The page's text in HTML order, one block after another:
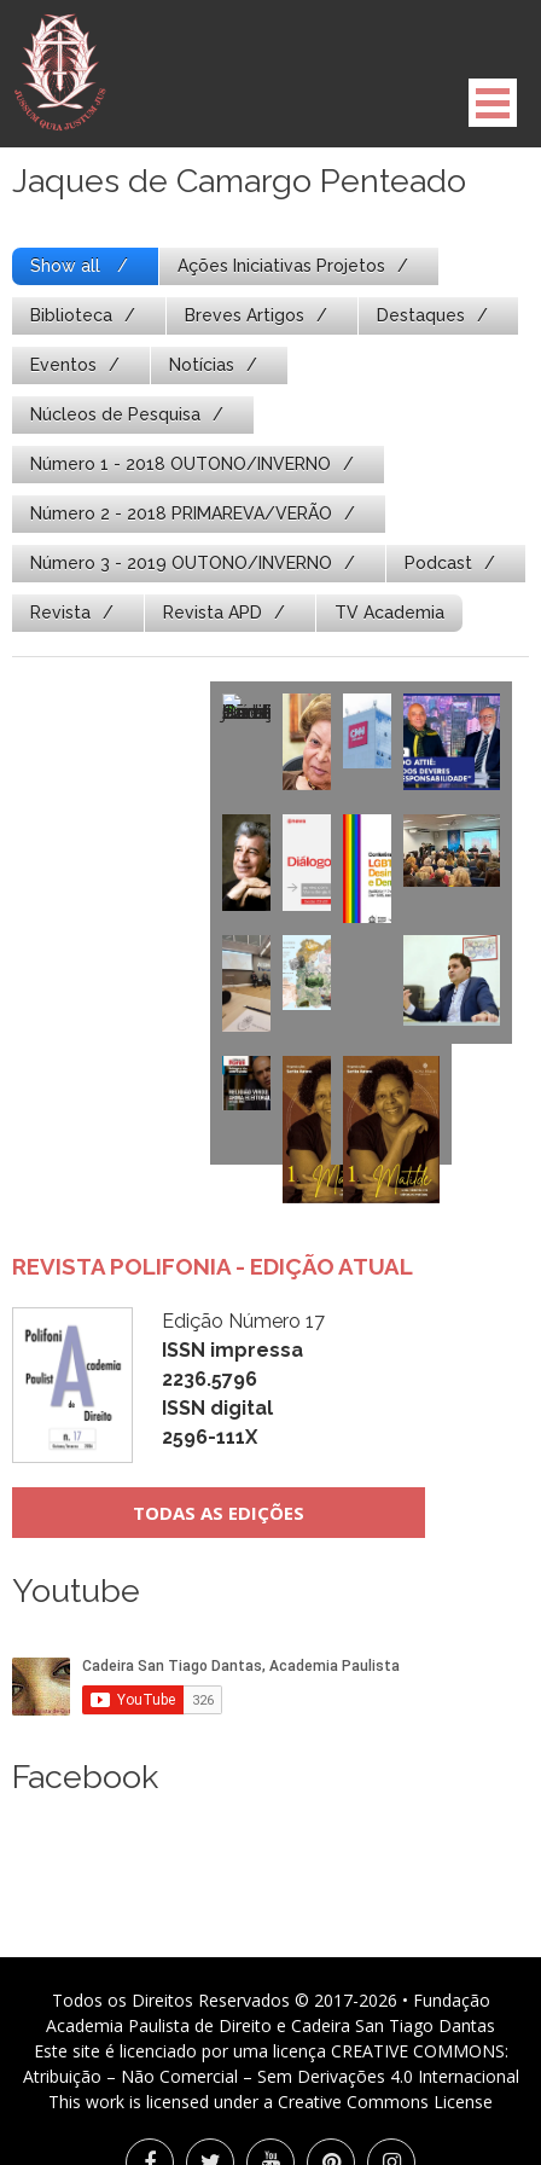
para
conteúdo
Jaques de Camargo Penteado
Show all Ações Iniciativas Projetos
Biblioteca Breves Artigos Destaques
Eventos Notícias
Núcleos de Pesquisa
Número 1 - 2018 OUTONO/INVERNO
Número 2 - 2018 PRIMAREVA/VERÃO
Número 3 - 2019 OUTONO/INVERNO Podcast
Revista Revista APD TV Academia
REVISTA POLIFONIA - EDIÇÃO ATUAL
Edição Número 17
ISSN impressa
2236.5796
ISSN digital
2596-111X
TODAS AS EDIÇÕES
Youtube
Facebook
Todos os Direitos Reservados © 2017-2026 • Fundação
Academia Paulista de Direito e Cadeira San Tiago Dantas
Este site é licenciado por uma licença CREATIVE COMMONS:
Atribuição – Não Comercial – Sem Derivações 4.0 Internacional
This work is licensed under a Creative Commons License